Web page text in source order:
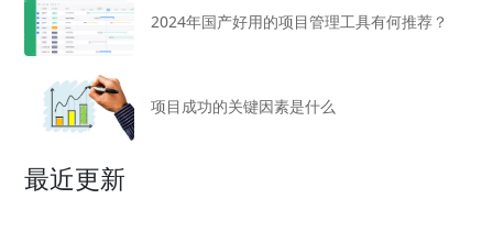
2024年国产好用的项目管理工具有何推荐？
项目成功的关键因素是什么
最近更新